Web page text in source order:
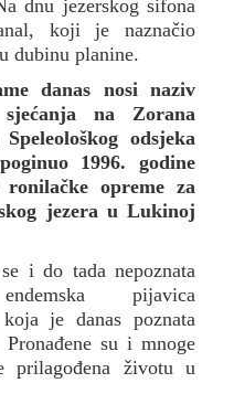
dnu jezerskog sifona
koji je naznačio
dubinu planine.
danas nosi naziv
na Zorana
odsjeka
1996. godine
opreme za
jezera u Lukinoj
i do tada nepoznata
pijavica
je danas poznata
su i mnoge
prilagođena životu u